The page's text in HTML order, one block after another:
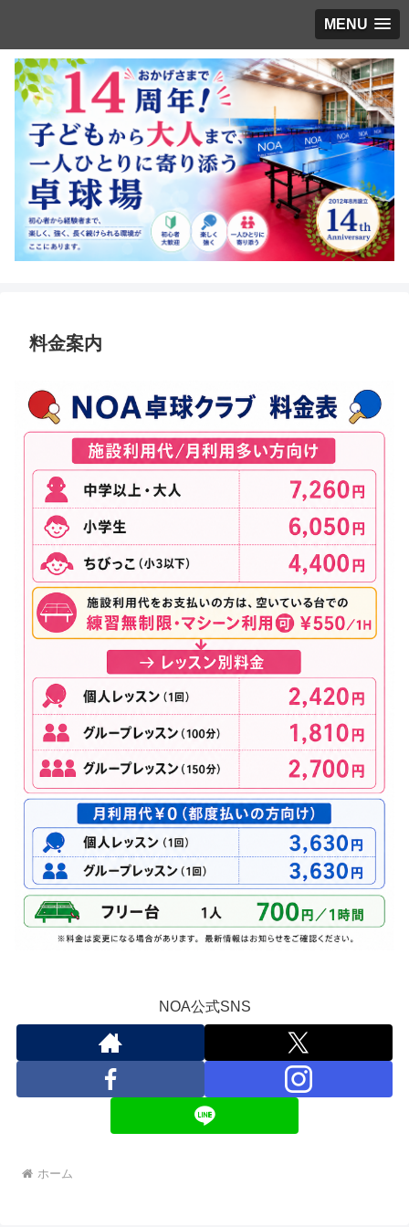
MENU
料金案内
NOA公式SNS
ホーム